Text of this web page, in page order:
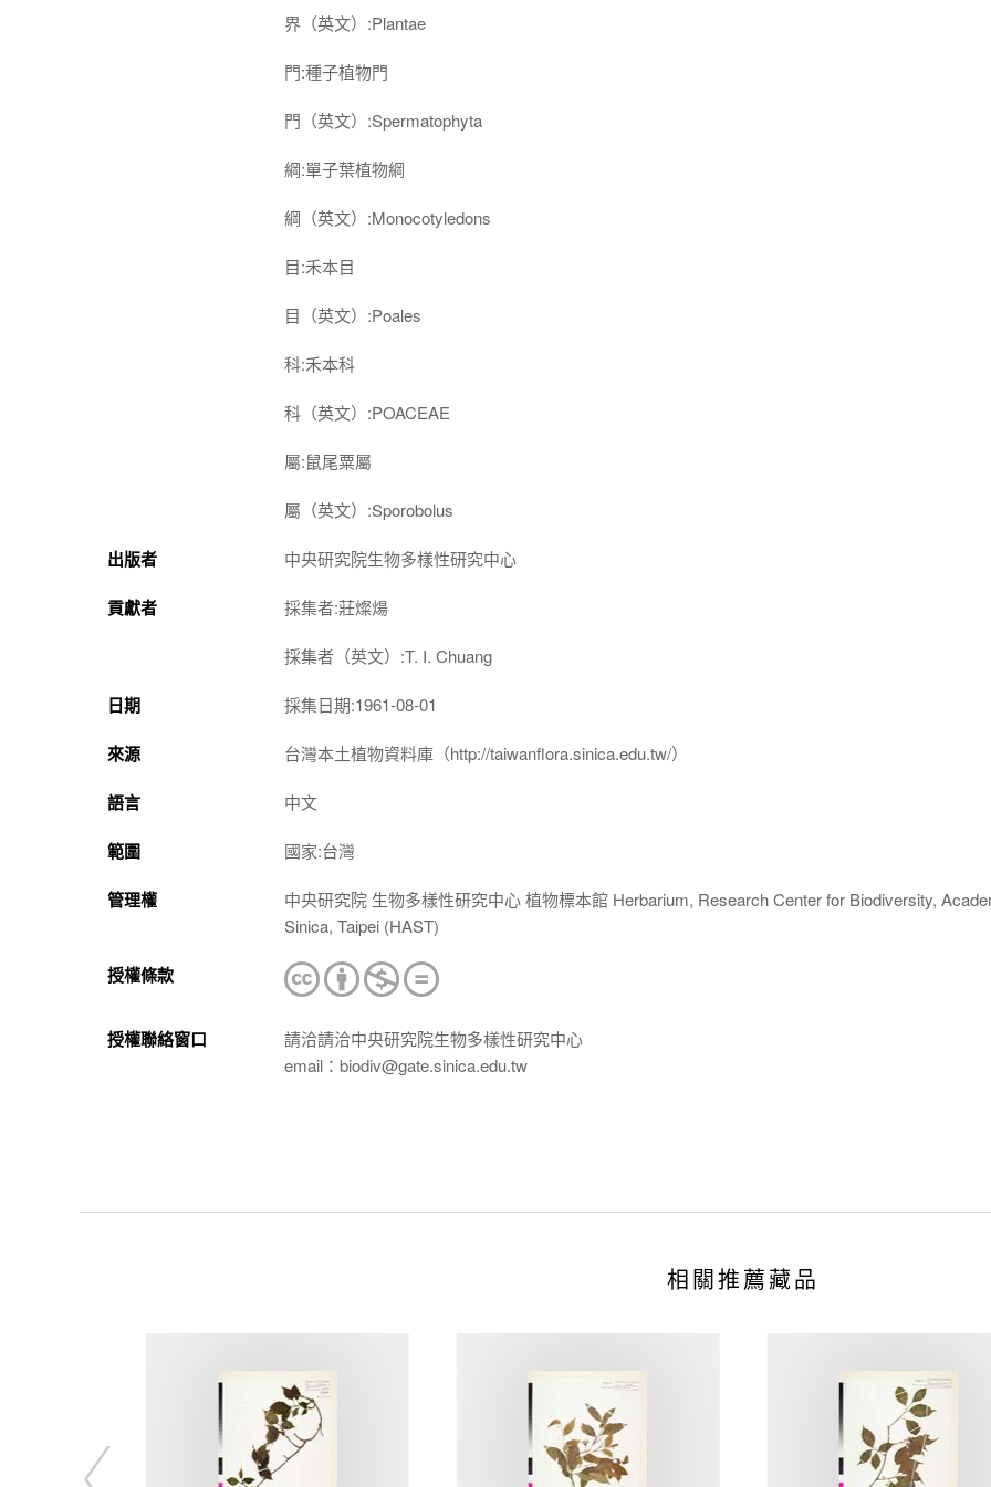
界（英文）:Plantae
門:種子植物門
門（英文）:Spermatophyta
綱:單子葉植物綱
綱（英文）:Monocotyledons
目:禾本目
目（英文）:Poales
科:禾本科
科（英文）:POACEAE
屬:鼠尾粟屬
屬（英文）:Sporobolus
出版者 中央研究院生物多樣性研究中心
貢獻者 採集者:莊燦煬
採集者（英文）:T. I. Chuang
日期 採集日期:1961-08-01
來源 台灣本土植物資料庫（http://taiwanflora.sinica.edu.tw/）
語言 中文
範圍 國家:台灣
管理權
中央研究院 生物多樣性研究中心 植物標本館 Herbarium, Research Center for Biodiversity,
Sinica, Taipei (HAST)
授權條款
授權聯絡窗口
請洽請洽中央研究院生物多樣性研究中心
email：biodiv@gate.sinica.edu.tw
相關推薦藏品